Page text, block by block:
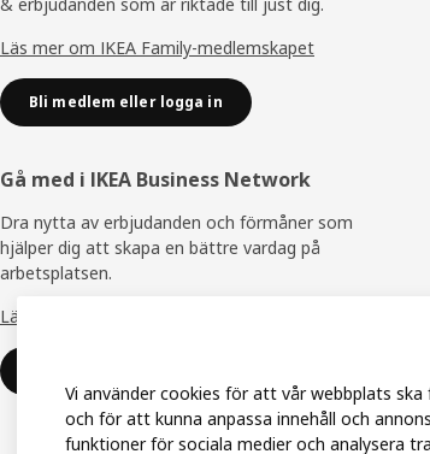
Läs mer om IKEA Family-medlemskapet
Bli medlem eller logga in
Gå med i IKEA Business Network
Dra nytta av erbjudanden och förmåner som
hjälper dig att skapa en bättre vardag på
arbetsplatsen.
Läs mer om IKEA Business Network
Vi använder cookies för att vår webbplats
och för att kunna anpassa innehåll och
funktioner för sociala medier och analysera